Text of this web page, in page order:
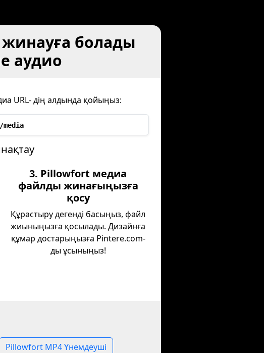
болады
аудио
URL- дің алдында қойыңыз:
3. Pillowfort медиа
файлды жинағыңызға
қосу
Құрастыру дегенді басыңыз, файл
жиыныңызға қосылады. Дизайнға
құмар достарыңызға Pintere.com-
ды ұсыныңыз!
Pillowfort MP4 Үнемдеуші